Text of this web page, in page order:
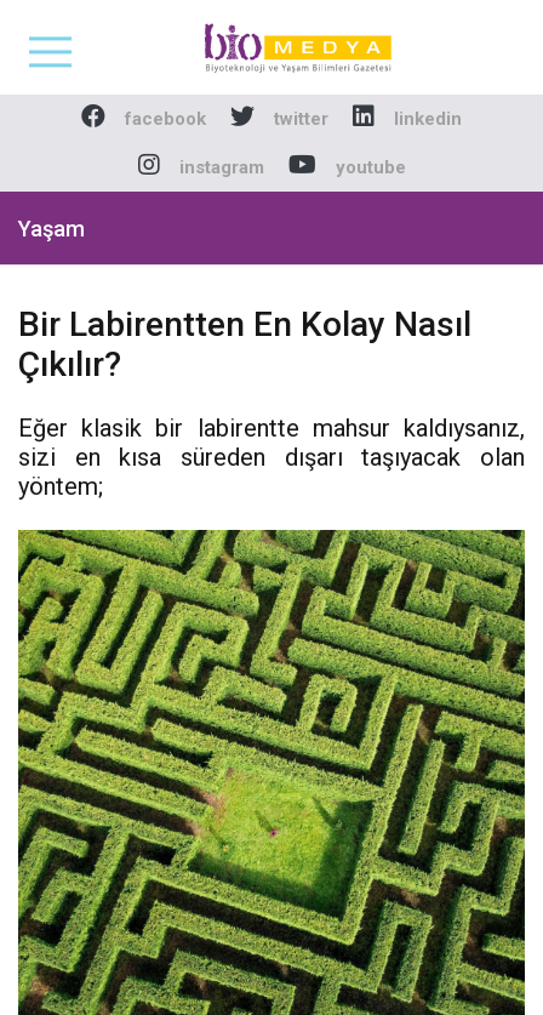
Biomedya -
facebook twitter linkedin
instagram youtube
Yaşam
Bir Labirentten En Kolay Nasıl
Çıkılır?
Eğer klasik bir labirentte mahsur kaldıysanız,
sizi en kısa süreden dışarı taşıyacak olan
yöntem;